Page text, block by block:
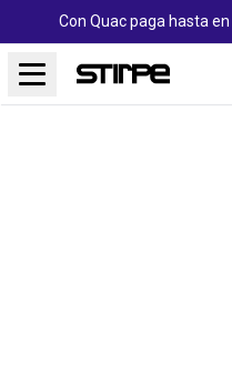
Con Quac paga hasta en